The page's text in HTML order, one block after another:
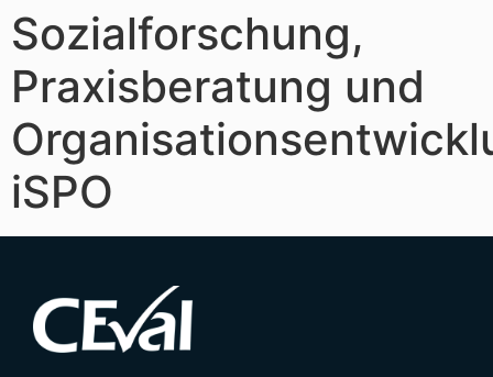
Sozialforschung,
Praxisberatung und
iSPO